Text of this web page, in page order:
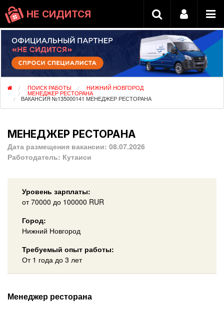
НЕ СИДИТСЯ
ПОИСК РАБОТЫ НИЖНИЙ НОВГОРОД
МЕНЕДЖЕР РЕСТОРАНА
ВАКАНСИЯ №135000141 МЕНЕДЖЕР РЕСТОРАНА
МЕНЕДЖЕР РЕСТОРАНА
Дата размещения вакансии: 08.07.2026
Работодатель: Кутаиси
Уровень зарплаты:
от70000 до 100000 RUR
Город:
Нижний Новгород
Требуемый опыт работы:
От 1 года до 3 лет
Менеджер ресторана